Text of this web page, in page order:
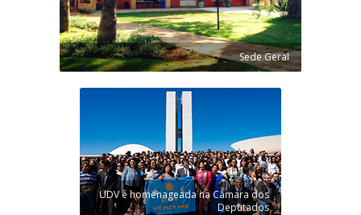
Sede Geral
UDV é homenageada na Câmara dos
Deputados